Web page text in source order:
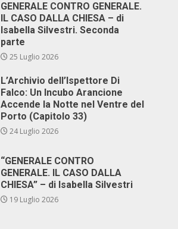
GENERALE CONTRO GENERALE.
IL CASO DALLA CHIESA – di
Isabella Silvestri. Seconda
parte
25 Luglio 2026
L’Archivio dell’Ispettore Di
Falco: Un Incubo Arancione
Accende la Notte nel Ventre del
Porto (Capitolo 33)
24 Luglio 2026
“GENERALE CONTRO
GENERALE. IL CASO DALLA
CHIESA” – di Isabella Silvestri
19 Luglio 2026